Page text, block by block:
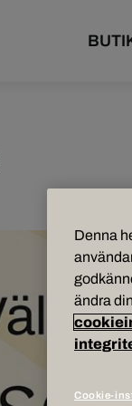
Denna
ändra
Cookie-